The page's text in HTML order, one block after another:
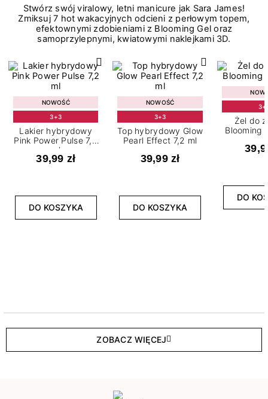
Stwórz swój viralowy, letni manicure jak Sara James!
Zmiksuj 7 hot wakacyjnych odcieni z perłowym topem,
efektownymi zdobieniami z Blooming Gel oraz
samoprzylepnymi, kwiatowymi naklejkami 3D.
NOWOŚĆ
3+3
Lakier hybrydowy
Pink Power Pulse 7,2
ml
39,99 zł
DO KOSZYKA
NOWOŚĆ
3+3
Top hybrydowy Glow
Pearl Effect 7,2 ml
39,99 zł
DO KOSZYKA
Żel do
Blooming
DO
ZOBACZ WIĘCEJ